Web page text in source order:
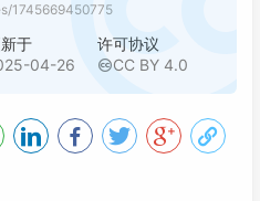
1745669450775
于
04-26
许可协议
CC BY 4.0